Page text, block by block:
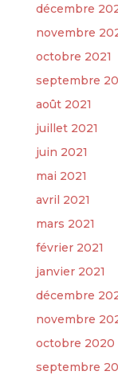
décembre
novembre
octobre 2021
septembre
août 2021
juillet 2021
juin 2021
mai 2021
avril 2021
mars 2021
février 2021
janvier 2021
décembre
novembre
octobre 2020
septembre